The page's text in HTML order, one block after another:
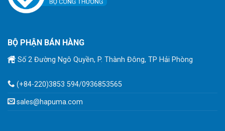
BỘ PHẬN BÁN HÀNG
Số 2 Đường Ngô Quyền, P. Thành Đông, TP Hải Phòng
(+84-220)3853 594/0936853565
sales@hapuma.com